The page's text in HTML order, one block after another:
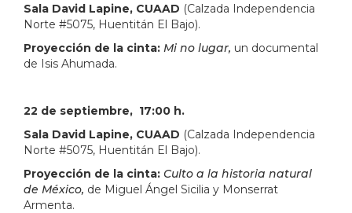
Sala David Lapine, CUAAD (Calzada Independencia
Norte #5075, Huentitán El Bajo).
Proyección de la cinta: Mi no lugar, un documental
de Isis Ahumada.
22 de septiembre, 17:00 h.
Sala David Lapine, CUAAD (Calzada Independencia
Norte #5075, Huentitán El Bajo).
Proyección de la cinta: Culto a la historia natural
de México, de Miguel Ángel Sicilia y Monserrat
Armenta.